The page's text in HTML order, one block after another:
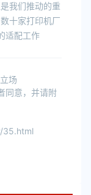
我们推动的重
十家打印机厂
适配工作
场
同意，并请附
35.html